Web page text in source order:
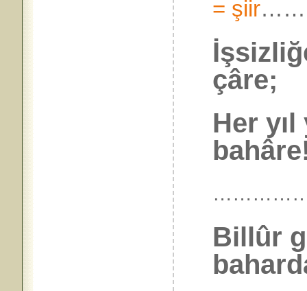
= şiir
çâre;
Her yıl
Billûr